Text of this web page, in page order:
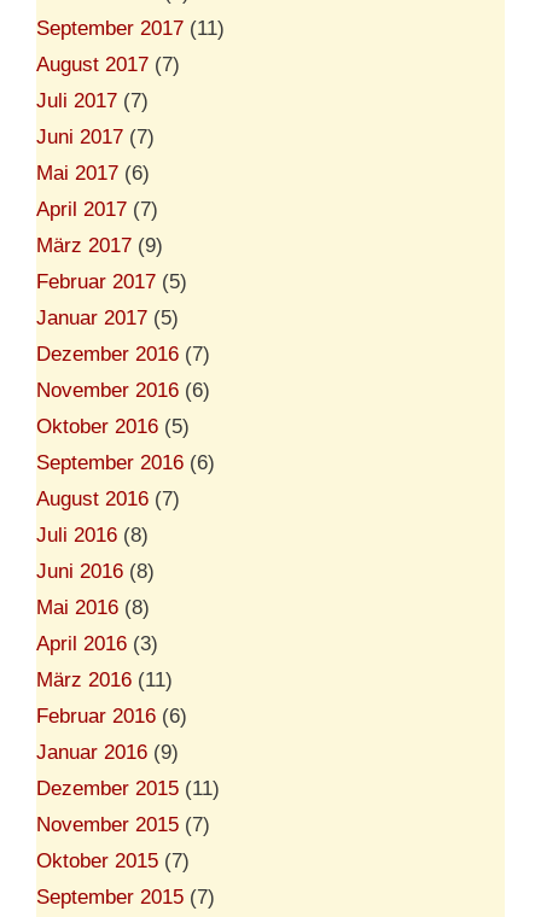
September 2017 (11)
August 2017 (7)
Juli 2017 (7)
Juni 2017 (7)
Mai 2017 (6)
April 2017 (7)
März 2017 (9)
Februar 2017 (5)
Januar 2017 (5)
Dezember 2016 (7)
November 2016 (6)
Oktober 2016 (5)
September 2016 (6)
August 2016 (7)
Juli 2016 (8)
Juni 2016 (8)
Mai 2016 (8)
April 2016 (3)
März 2016 (11)
Februar 2016 (6)
Januar 2016 (9)
Dezember 2015 (11)
November 2015 (7)
Oktober 2015 (7)
September 2015 (7)